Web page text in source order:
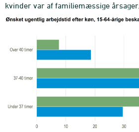
kvinder var af familiemæssige årsager.